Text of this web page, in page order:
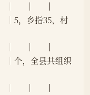
│      │      │
│5，乡指35，村
│      │      │
│个，全县共组织
│      │      │